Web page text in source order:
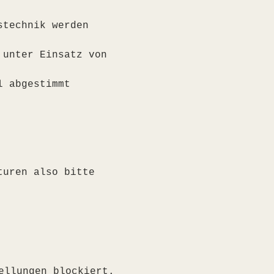
werden
Einsatz von
also bitte
blockiert.